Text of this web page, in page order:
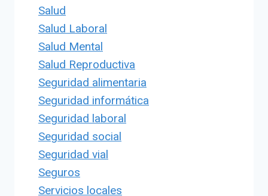
Salud
Salud Laboral
Salud Mental
Salud Reproductiva
Seguridad alimentaria
Seguridad informática
Seguridad laboral
Seguridad social
Seguridad vial
Seguros
Servicios locales